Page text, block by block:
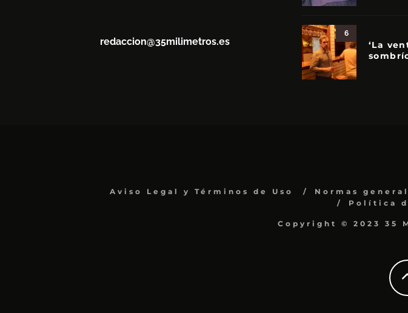
redaccion@35milimetros.es
6
‘La
Aviso Legal y Términos de Uso Normas
Política
Copyright © 2023 35